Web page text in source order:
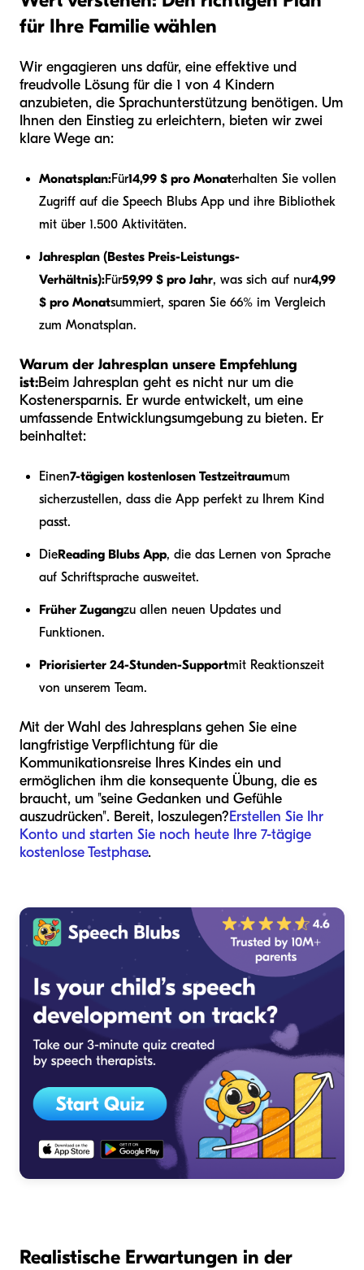
für Ihre Familie wählen
Wir engagieren uns dafür, eine effektive und
freudvolle Lösung für die 1 von 4 Kindern
anzubieten, die Sprachunterstützung benötigen. Um
Ihnen den Einstieg zu erleichtern, bieten wir zwei
klare Wege an:
Monatsplan:Für14,99 $ pro Monaterhalten Sie vollen
Zugriff auf die Speech Blubs App und ihre Bibliothek
mit über 1.500 Aktivitäten.
Jahresplan (Bestes Preis-Leistungs-
Verhältnis):Für59,99 $ pro Jahr, was sich auf nur4,99
$ pro Monatsummiert, sparen Sie 66% im Vergleich
zum Monatsplan.
Warum der Jahresplan unsere Empfehlung
ist:Beim Jahresplan geht es nicht nur um die
Kostenersparnis. Er wurde entwickelt, um eine
umfassende Entwicklungsumgebung zu bieten. Er
beinhaltet:
Einen7-tägigen kostenlosen Testzeitraumum
sicherzustellen, dass die App perfekt zu Ihrem Kind
passt.
DieReading Blubs App, die das Lernen von Sprache
auf Schriftsprache ausweitet.
Früher Zugangzu allen neuen Updates und
Funktionen.
Priorisierter 24-Stunden-Supportmit Reaktionszeit
von unserem Team.
Mit der Wahl des Jahresplans gehen Sie eine
langfristige Verpflichtung für die
Kommunikationsreise Ihres Kindes ein und
ermöglichen ihm die konsequente Übung, die es
braucht, um "seine Gedanken und Gefühle
auszudrücken". Bereit, loszulegen?Erstellen Sie Ihr
Konto und starten Sie noch heute Ihre 7-tägige
kostenlose Testphase.
Realistische Erwartungen in der